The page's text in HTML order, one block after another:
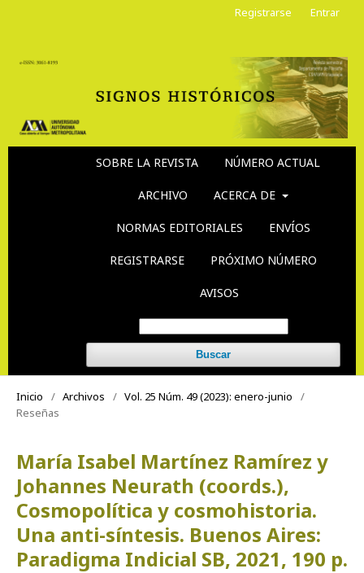
SOBRE LA REVISTA NÚMERO ACTUAL
ARCHIVO ACERCA DE
NORMAS EDITORIALES ENVÍOS
REGISTRARSE PRÓXIMO NÚMERO
AVISOS
Buscar
Registrarse Entrar
Inicio / Archivos / Vol. 25 Núm. 49 (2023): enero-junio
/
Reseñas
María Isabel Martínez Ramírez y
Johannes Neurath (coords.),
Cosmopolítica y cosmohistoria.
Una anti-síntesis. Buenos Aires:
Paradigma Indicial SB, 2021, 190 p.